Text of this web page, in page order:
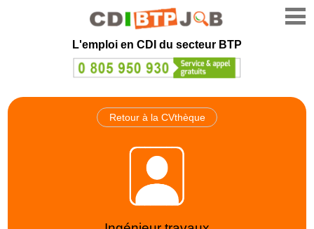
L'emploi en CDI du secteur BTP
Retour à la CVthèque